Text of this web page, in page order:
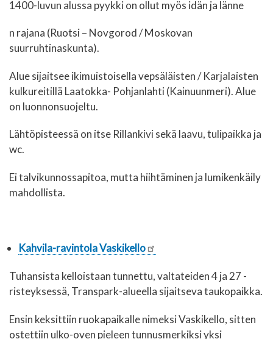
1400-luvun alussa pyykki on ollut myös idän ja länne
n rajana (Ruotsi – Novgorod / Moskovan
suurruhtinaskunta).
Alue sijaitsee ikimuistoisella vepsäläisten / Karjalaisten
kulkureitillä Laatokka- Pohjanlahti (Kainuunmeri). Alue
on luonnonsuojeltu.
Lähtöpisteessä on itse Rillankivi sekä laavu, tulipaikka ja
wc.
Ei talvikunnossapitoa, mutta hiihtäminen ja lumikenkäily
mahdollista.
Kahvila-ravintola Vaskikello
Tuhansista kelloistaan tunnettu, valtateiden 4 ja 27 -
risteyksessä, Transpark-alueella sijaitseva taukopaikka.
Ensin keksittiin ruokapaikalle nimeksi Vaskikello, sitten
ostettiin ulko-oven pieleen tunnusmerkiksi yksi